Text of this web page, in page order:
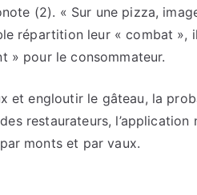
(2). « Sur une pizza,
répartition leur « combat »,
» pour le consommateur.
et engloutir le gâteau, la
restaurateurs, l’application
monts et par vaux.